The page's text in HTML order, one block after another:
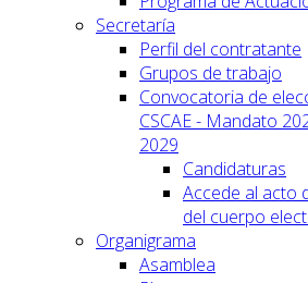
Secretaría
Perfil del contratante
Grupos de trabajo
Convocatoria de
CSCAE - Mandato
2029
Candidaturas
Accede al acto
del cuerpo
Organigrama
Asamblea